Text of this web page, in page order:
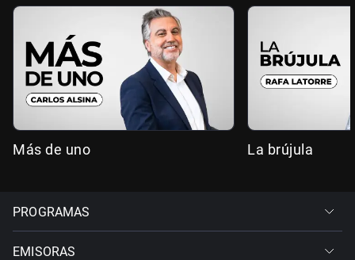
Más de uno La brújula
PROGRAMAS
EMISORAS